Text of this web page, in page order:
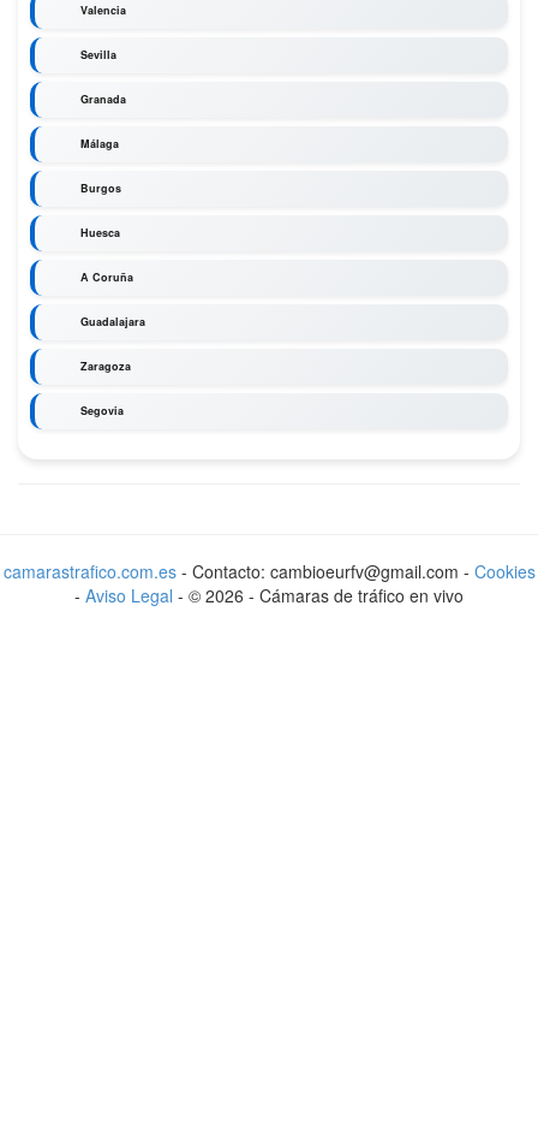
Valencia
Sevilla
Granada
Málaga
Burgos
Huesca
A Coruña
Guadalajara
Zaragoza
Segovia
camarastrafico.com.es- Contacto: cambioeurfv@gmail.com - Cookies
- Aviso Legal - © 2026 - Cámaras de tráfico en vivo